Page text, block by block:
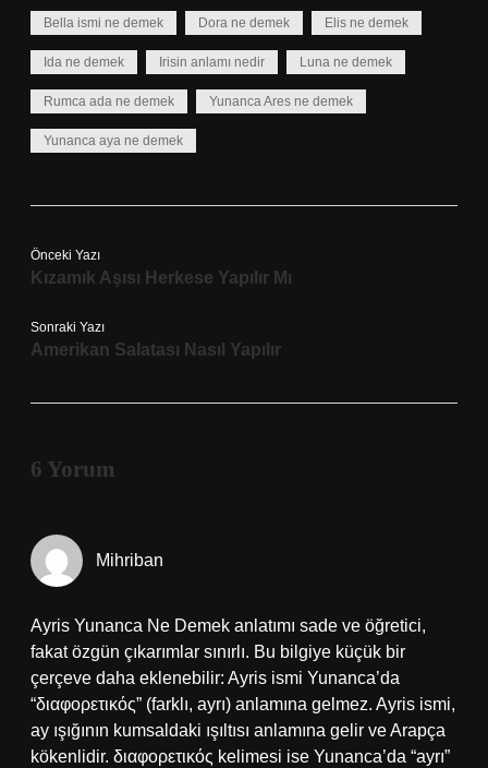
Bella ismi ne demek Dora ne demek Elis ne demek
Ida ne demek Irisin anlamı nedir Luna ne demek
Rumca ada ne demek Yunanca Ares ne demek
Yunanca aya ne demek
Önceki Yazı
Kızamık Aşısı Herkese Yapılır Mı
Sonraki Yazı
Amerikan Salatası Nasıl Yapılır
6 Yorum
Mihriban
Ayris Yunanca Ne Demek anlatımı sade ve öğretici,
fakat özgün çıkarımlar sınırlı. Bu bilgiye küçük bir
çerçeve daha eklenebilir: Ayris ismi Yunanca’da
“διαφορετικός” (farklı, ayrı) anlamına gelmez. Ayris ismi,
ay ışığının kumsaldaki ışıltısı anlamına gelir ve Arapça
kökenlidir. διαφορετικός kelimesi ise Yunanca’da “ayrı”